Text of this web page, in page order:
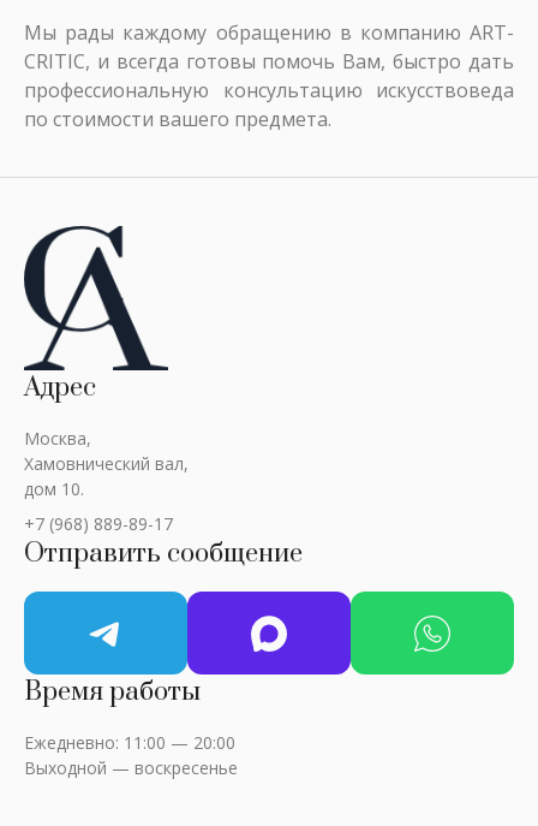
Мы рады каждому обращению в компанию ART-
CRITIC, и всегда готовы помочь Вам, быстро дать
профессиональную консультацию искусствоведа
по стоимости вашего предмета.
Адрес
Москва,
Хамовнический вал,
дом 10.
+7 (968) 889-89-17
Отправить сообщение
Время работы
Ежедневно: 11:00 — 20:00
Выходной — воскресенье